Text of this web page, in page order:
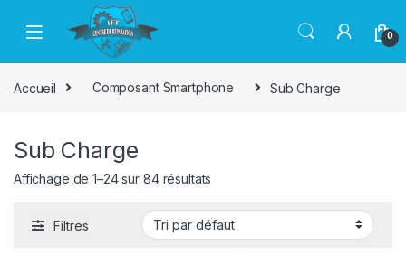
Passer à la navigation
Aller au contenu
0
Accueil Composant Smartphone Sub Charge
Sub Charge
Affichage de 1–24 sur 84 résultats
Filtres